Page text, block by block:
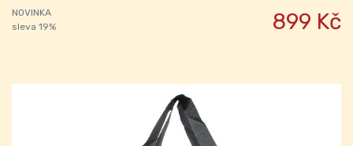
NOVINKA
sleva 19%
899 Kč